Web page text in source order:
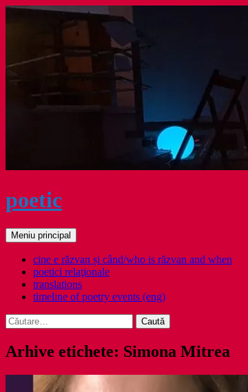
Sari
poetic
Caută
Meniu principal
cine e răzvan și când/who is răzvan and when
poetici relaţionale
translations
timeline of poetry events (eng)
Caută
după:
Arhive etichete: Simona Mitrea